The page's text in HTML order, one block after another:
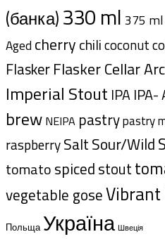
(банка)330 ml 375 ml
Aged cherrychilicoconut
FlaskerFlasker Cellar
Imperial Stout IPA IPA-
brew NEIPA pastrypastry
raspberrySaltSour/Wild
tomatospicedstout
vegetable gose
Польща Україна Швеція